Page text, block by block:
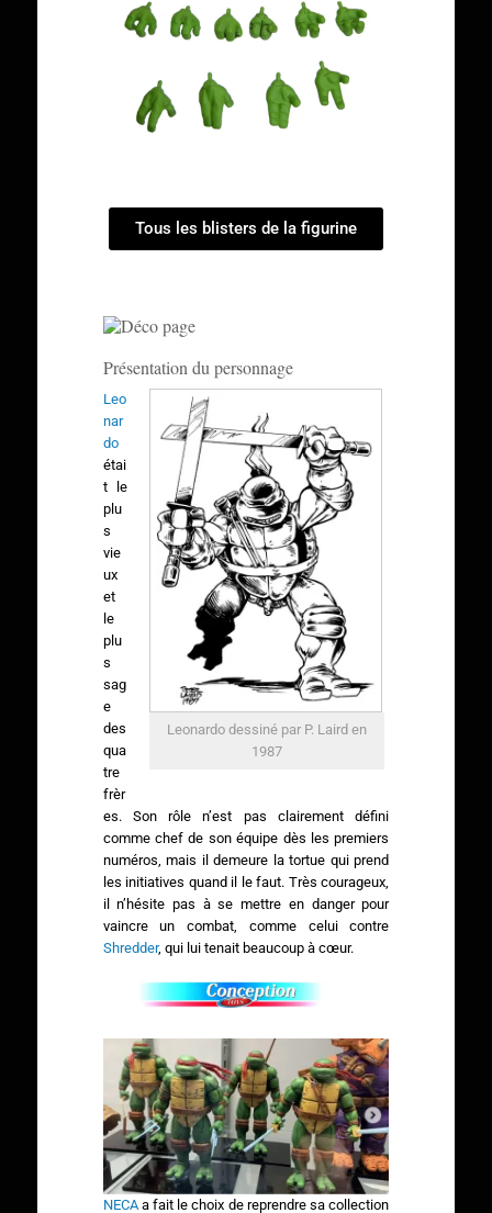
Tous les blisters de la figurine
Présentation du personnage
Leonardo dessiné par P. Laird en
1987
Leo
nar
do
étai
t le
plu
s
vie
ux
et
le
plu
s
sag
e
des
qua
tre
frèr
es. Son rôle n’est pas clairement défini
comme chef de son équipe dès les premiers
numéros, mais il demeure la tortue qui prend
les initiatives quand il le faut. Très courageux,
il n’hésite pas à se mettre en danger pour
vaincre un combat, comme celui contre
Shredder, qui lui tenait beaucoup à cœur.
NECAa fait le choix de reprendre sa collection